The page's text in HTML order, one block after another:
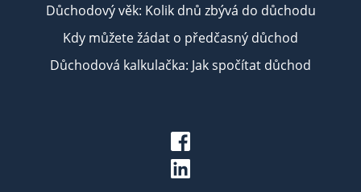
Důchodový věk: Kolik dnů zbývá do důchodu
Kdy můžete žádat o předčasný důchod
Důchodová kalkulačka: Jak spočítat důchod